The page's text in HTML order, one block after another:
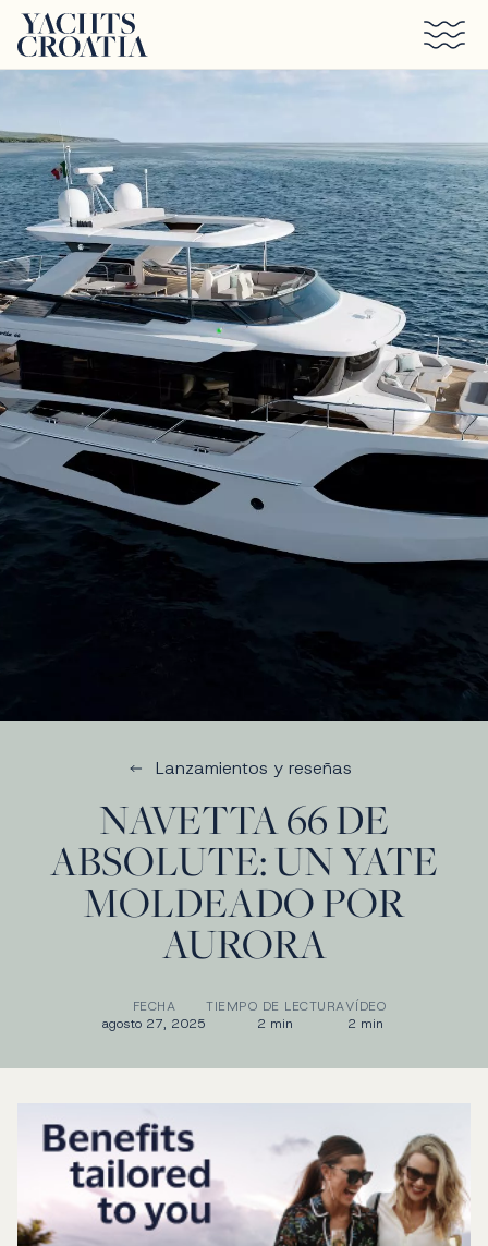
Saltar al contenido principal
Lanzamientos y reseñas
NAVETTA 66 DE
ABSOLUTE: UN YATE
MOLDEADO POR
AURORA
FECHA
agosto 27, 2025
TIEMPO DE LECTURA
2 min
VÍDEO
2 min